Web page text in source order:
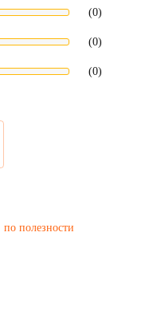
(0)
(0)
(0)
по полезности